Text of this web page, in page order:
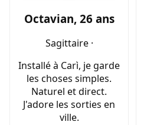
Octavian, 26 ans
Sagittaire ·
Installé à Carì, je garde
les choses simples.
Naturel et direct.
J'adore les sorties en
ville.